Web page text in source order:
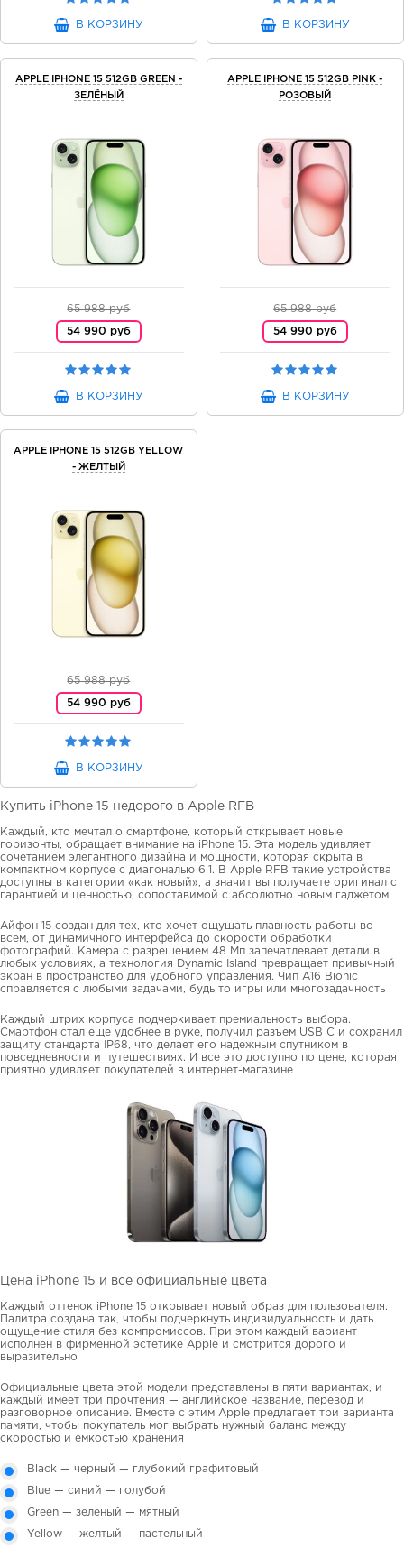
В КОРЗИНУ В КОРЗИНУ
APPLE IPHONE 15 512GB GREEN -
ЗЕЛЁНЫЙ
65 988 руб
54 990 руб
В КОРЗИНУ
APPLE IPHONE 15 512GB PINK -
РОЗОВЫЙ
65 988 руб
54 990 руб
В КОРЗИНУ
APPLE IPHONE 15 512GB YELLOW
- ЖЕЛТЫЙ
65 988 руб
54 990 руб
В КОРЗИНУ
Купить iPhone 15 недорого в Apple RFB
Каждый, кто мечтал о смартфоне, который открывает новые
горизонты, обращает внимание на iPhone 15. Эта модель удивляет
сочетанием элегантного дизайна и мощности, которая скрыта в
компактном корпусе с диагональю 6.1. В Apple RFB такие устройства
доступны в категории «как новый», а значит вы получаете оригинал с
гарантией и ценностью, сопоставимой с абсолютно новым гаджетом
Айфон 15 создан для тех, кто хочет ощущать плавность работы во
всем, от динамичного интерфейса до скорости обработки
фотографий. Камера с разрешением 48 Мп запечатлевает детали в
любых условиях, а технология Dynamic Island превращает привычный
экран в пространство для удобного управления. Чип A16 Bionic
справляется с любыми задачами, будь то игры или многозадачность
Каждый штрих корпуса подчеркивает премиальность выбора.
Смартфон стал еще удобнее в руке, получил разъем USB C и сохранил
защиту стандарта IP68, что делает его надежным спутником в
повседневности и путешествиях. И все это доступно по цене, которая
приятно удивляет покупателей в интернет-магазине
Цена iPhone 15 и все официальные цвета
Каждый оттенок iPhone 15 открывает новый образ для пользователя.
Палитра создана так, чтобы подчеркнуть индивидуальность и дать
ощущение стиля без компромиссов. При этом каждый вариант
исполнен в фирменной эстетике Apple и смотрится дорого и
выразительно
Официальные цвета этой модели представлены в пяти вариантах, и
каждый имеет три прочтения — английское название, перевод и
разговорное описание. Вместе с этим Apple предлагает три варианта
памяти, чтобы покупатель мог выбрать нужный баланс между
скоростью и емкостью хранения
Black — черный — глубокий графитовый
Blue — синий — голубой
Green — зеленый — мятный
Yellow — желтый — пастельный